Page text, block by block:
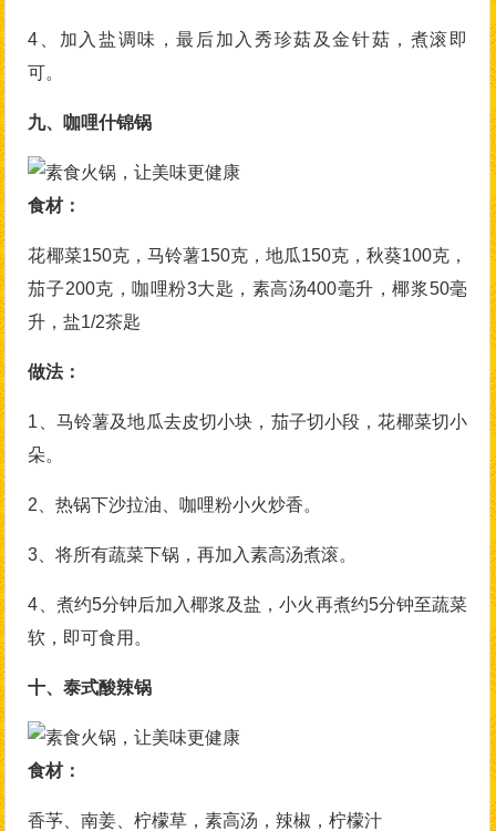
4、加入盐调味，最后加入秀珍菇及金针菇，煮滚即
可。
九、咖哩什锦锅
食材：
花椰菜150克，马铃薯150克，地瓜150克，秋葵100克，
茄子200克，咖哩粉3大匙，素高汤400毫升，椰浆50毫
升，盐1/2茶匙
做法：
1、马铃薯及地瓜去皮切小块，茄子切小段，花椰菜切小
朵。
2、热锅下沙拉油、咖哩粉小火炒香。
3、将所有蔬菜下锅，再加入素高汤煮滚。
4、煮约5分钟后加入椰浆及盐，小火再煮约5分钟至蔬菜
软，即可食用。
十、泰式酸辣锅
食材：
香芧、南姜、柠檬草，素高汤，辣椒，柠檬汁